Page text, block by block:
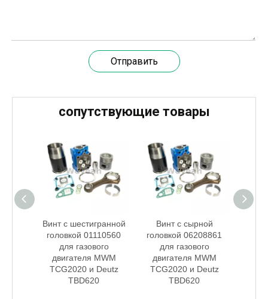
20 марта 2024 года технический директор
Отправить
сопутствующие товары
Винт с шестигранной
головкой 01110560
для газового
двигателя MWM
TCG2020 и Deutz
TBD620
Винт с сырной
головкой 06208861
для газового
двигателя MWM
TCG2020 и Deutz
TBD620